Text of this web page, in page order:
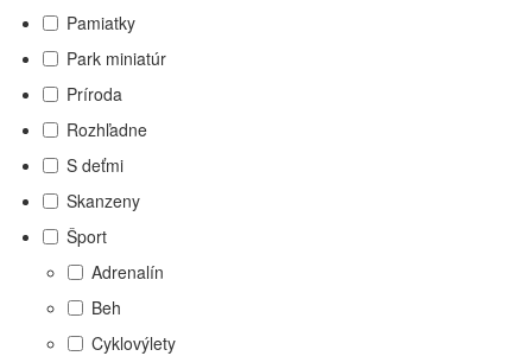
Pamiatky
Park miniatúr
Príroda
Rozhľadne
S deťmi
Skanzeny
Šport
Adrenalín
Beh
Cyklovýlety